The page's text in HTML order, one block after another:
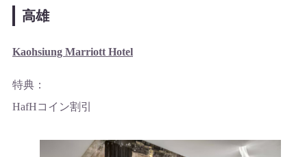
高雄
Kaohsiung Marriott Hotel
特典：
HafHコイン割引